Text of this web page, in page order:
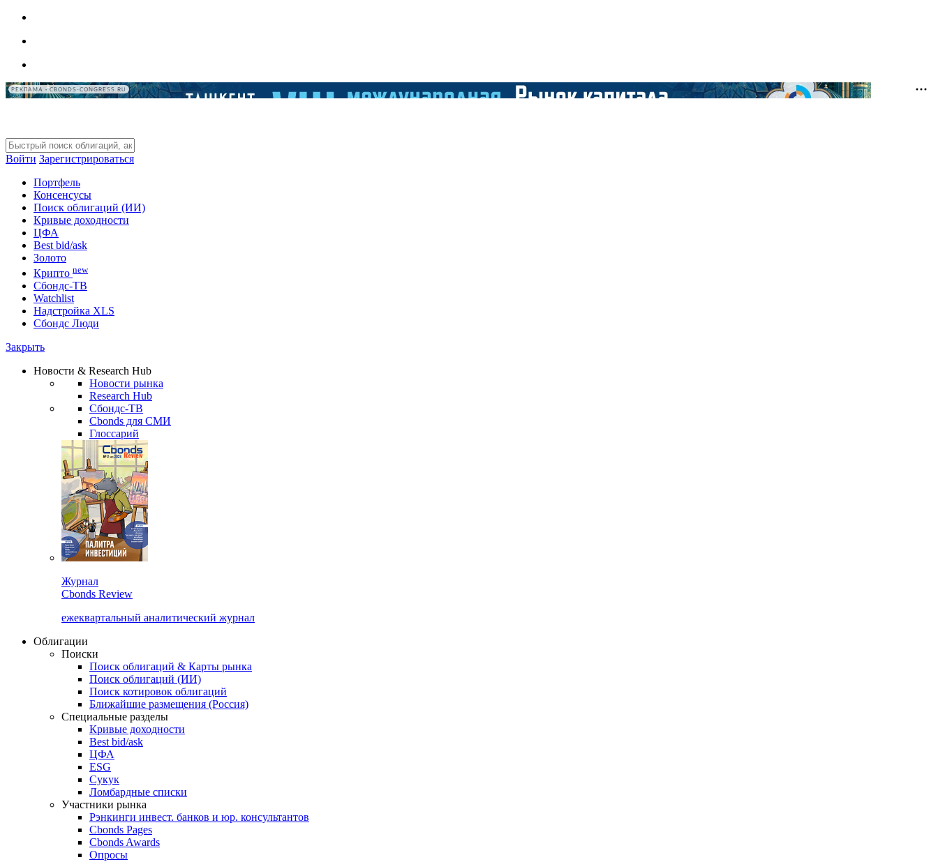
РЕКЛАМА • CBONDS-CONGRESS.RU
Войти Зарегистрироваться
Портфель
Консенсусы
Поиск облигаций (ИИ)
Кривые доходности
ЦФА
Best bid/ask
Золото
Крипто new
Сбондс-ТВ
Watchlist
Надстройка XLS
Сбондс Люди
Закрыть
Новости & Research Hub
Новости рынка
Research Hub
Сбондс-ТВ
Cbonds для СМИ
Глоссарий
Журнал
Cbonds Review
ежеквартальный аналитический журнал
Облигации
Поиски
Поиск облигаций & Карты рынка
Поиск облигаций (ИИ)
Поиск котировок облигаций
Ближайшие размещения (Россия)
Специальные разделы
Кривые доходности
Best bid/ask
ЦФА
ESG
Сукук
Ломбардные списки
Участники рынка
Рэнкинги инвест. банков и юр. консультантов
Cbonds Pages
Cbonds Awards
Опросы